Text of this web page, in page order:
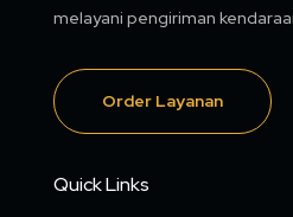
melayani pengiriman
Order Layanan
Quick Links